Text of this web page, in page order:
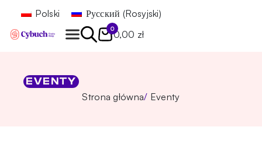
Polski Русский (Rosyjski)
0
0,00 zł
EVENTY
Strona główna Eventy